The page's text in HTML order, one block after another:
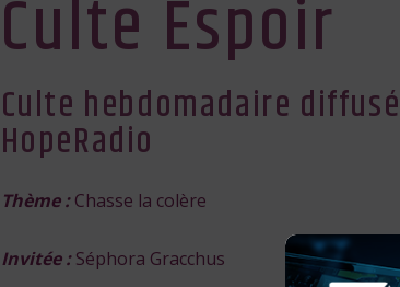
Culte Espoir
Culte hebdomadaire
HopeRadio
Thème :Chasse la colère
Invitée :Séphora Gracchus